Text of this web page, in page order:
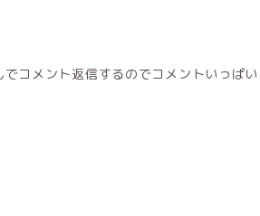
でコメント返信するのでコメントいっぱ